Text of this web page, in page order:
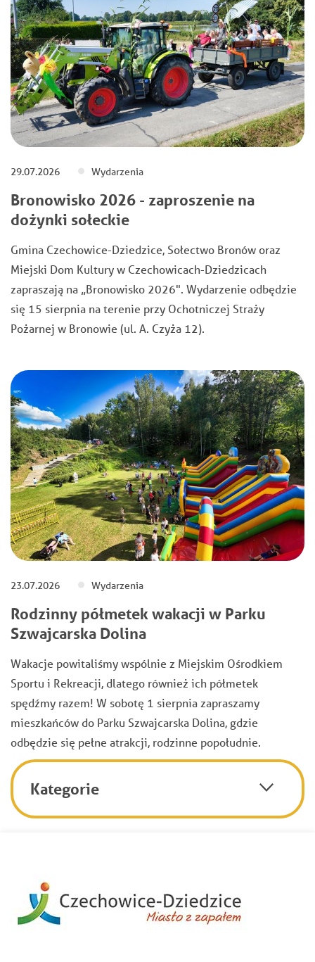
29.07.2026 Wydarzenia
Bronowisko 2026 - zaproszenie na
dożynki sołeckie
Gmina Czechowice-Dziedzice, Sołectwo Bronów oraz
Miejski Dom Kultury w Czechowicach-Dziedzicach
zapraszają na „Bronowisko 2026". Wydarzenie odbędzie
się 15 sierpnia na terenie przy Ochotniczej Straży
Pożarnej w Bronowie (ul. A. Czyża 12).
23.07.2026 Wydarzenia
Rodzinny półmetek wakacji w Parku
Szwajcarska Dolina
Wakacje powitaliśmy wspólnie z Miejskim Ośrodkiem
Sportu i Rekreacji, dlatego również ich półmetek
spędźmy razem! W sobotę 1 sierpnia zapraszamy
mieszkańców do Parku Szwajcarska Dolina, gdzie
odbędzie się pełne atrakcji, rodzinne popołudnie.
Kategorie